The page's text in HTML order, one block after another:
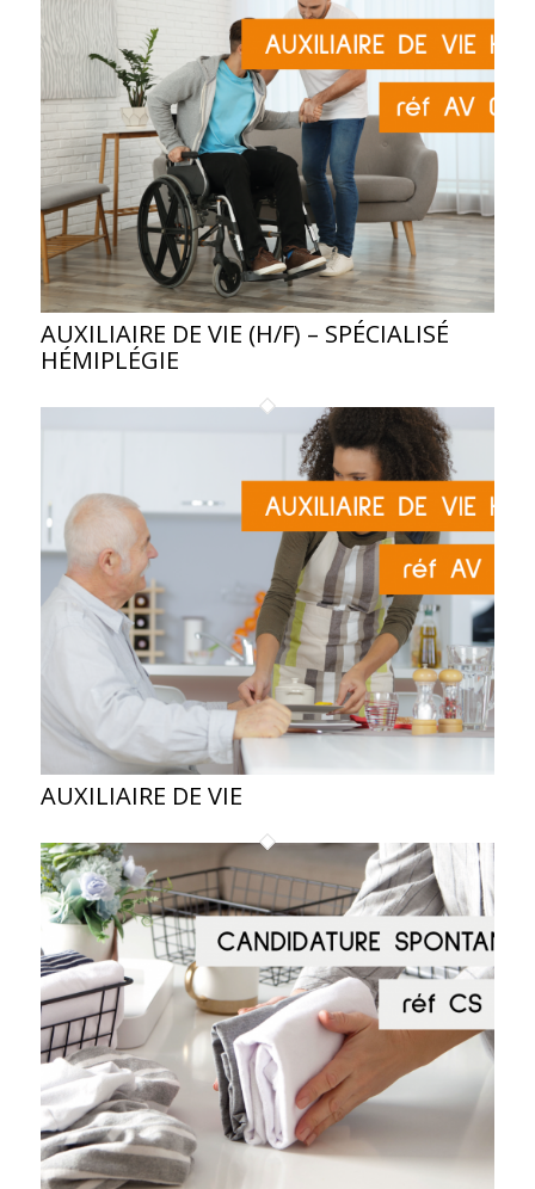
AUXILIAIRE DE VIE (H/F) – SPÉCIALISÉ
HÉMIPLÉGIE
AUXILIAIRE DE VIE